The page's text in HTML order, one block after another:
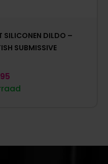
SILICONEN DILDO –
SUBMISSIVE